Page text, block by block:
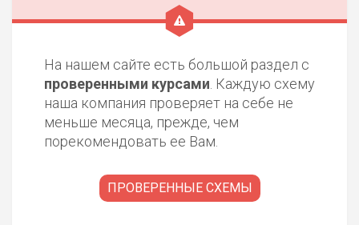
РИСКИ: НИЗКИЕ
ПОДОЙДЕТ
РИСКИ: НИЗКИЕ
БЮДЖЕТ: НИЗКИЙ
На нашем сайте есть большой раздел с
проверенными курсами . Каждую схему
наша компания проверяет на себе не
меньше месяца, прежде, чем
порекомендовать ее Вам.
ПРОВЕРЕННЫЕ СХЕМЫ